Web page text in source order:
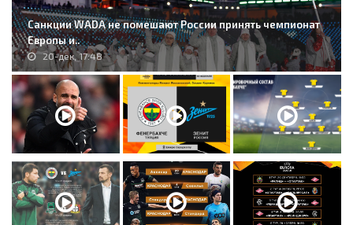
Санкции WADA не помешают России принять чемпионат
Европы и..
20-дек, 17:48